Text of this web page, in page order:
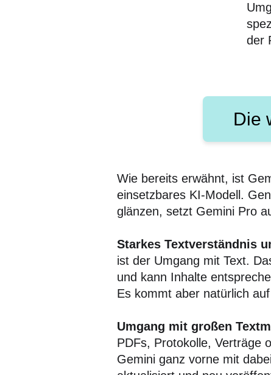
der
Die
Wie bereits erwähnt, ist
einsetzbares KI-Modell.
glänzen, setzt Gemini Pro
Starkes Textverständnis
ist der Umgang mit Text.
und kann Inhalte
Es kommt aber natürlich
Umgang mit großen
PDFs, Protokolle, Verträge
Gemini ganz vorne mit